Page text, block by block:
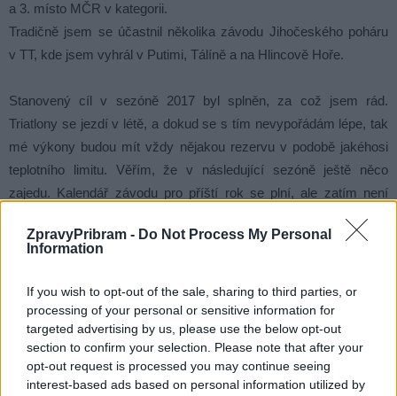
ZpravyPribram - Do Not Process My Personal
Information
If you wish to opt-out of the sale, sharing to third parties, or
processing of your personal or sensitive information for
targeted advertising by us, please use the below opt-out
section to confirm your selection. Please note that after your
opt-out request is processed you may continue seeing
interest-based ads based on personal information utilized by
a 3. místo MČR v kategorii.
Tradičně jsem se účastnil několika závodu Jihočeského poháru
v TT, kde jsem vyhrál v Putimi, Tálíně a na Hlincově Hoře.
Stanovený cíl v sezóně 2017 byl splněn, za což jsem rád.
Triatlony se jezdí v létě, a dokud se s tím nevypořádám lépe, tak
mé výkony budou mít vždy nějakou rezervu v podobě jakéhosi
teplotního limitu. Věřím, že v následující sezóně ještě něco
zajedu. Kalendář závodu pro příští rok se plní, ale zatím není
Děkuji za podporu sponzorům a Triatlon teamu Příbram.
Jana Hradecký
Triatlon team Příbram